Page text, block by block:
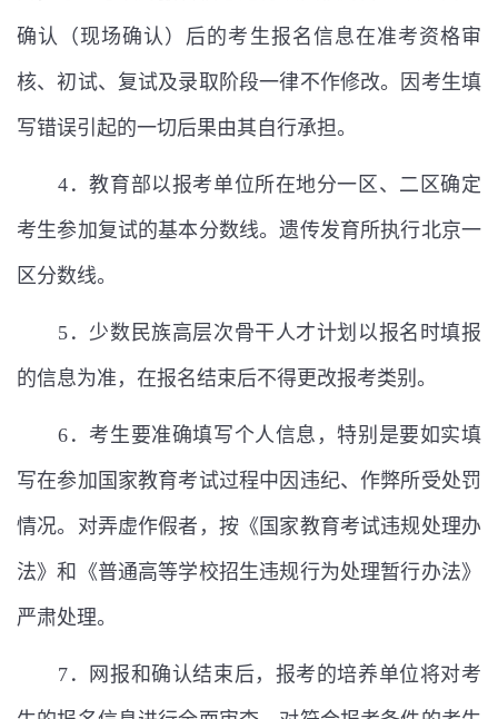
确认（现场确认）后的考生报名信息在准考资格审
核、初试、复试及录取阶段一律不作修改。因考生填
写错误引起的一切后果由其自行承担。
4 ．教育部以报考单位所在地分一区、二区确定
考生参加复试的基本分数线。遗传发育所执行北京一
区分数线。
5 ．少数民族高层次骨干人才计划以报名时填报
的信息为准，在报名结束后不得更改报考类别。
6 ．考生要准确填写个人信息，特别是要如实填
写在参加国家教育考试过程中因违纪、作弊所受处罚
情况。对弄虚作假者，按《国家教育考试违规处理办
法》和《普通高等学校招生违规行为处理暂行办法》
严肃处理。
7 ．网报和确认结束后，报考的培养单位将对考